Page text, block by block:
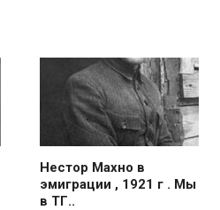
Нестор Махно в
эмиграции , 1921 г . Мы
в ТГ..